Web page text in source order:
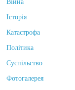
Війна
Історія
Катастрофа
Політика
Суспільство
Фотогалерея